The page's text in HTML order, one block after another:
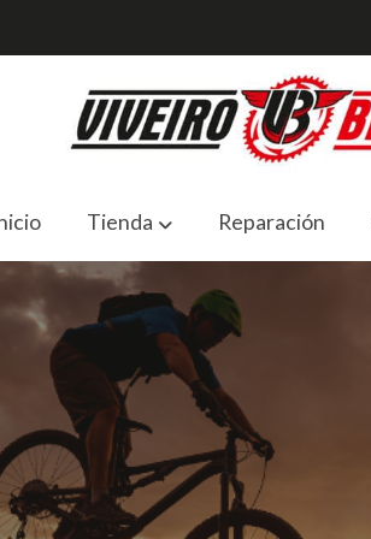
Tienda Reparación